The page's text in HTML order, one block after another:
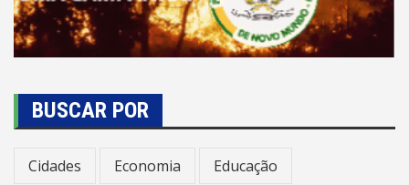
BUSCAR POR
Cidades Economia Educação